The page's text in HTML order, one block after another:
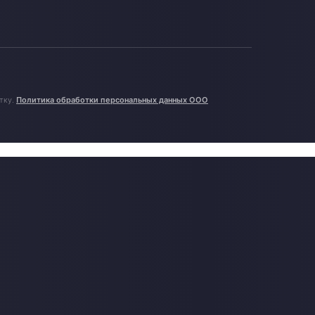
Политика обработки персональных данных ООО